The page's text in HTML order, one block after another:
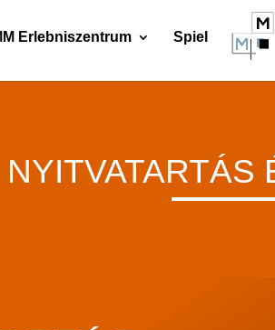
Erlebniszentrum Spiel
NYITVATARTÁS